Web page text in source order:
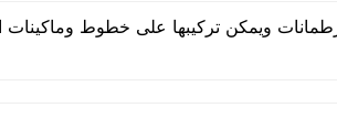
ويمكن تركيبها على خطوط وماكينات